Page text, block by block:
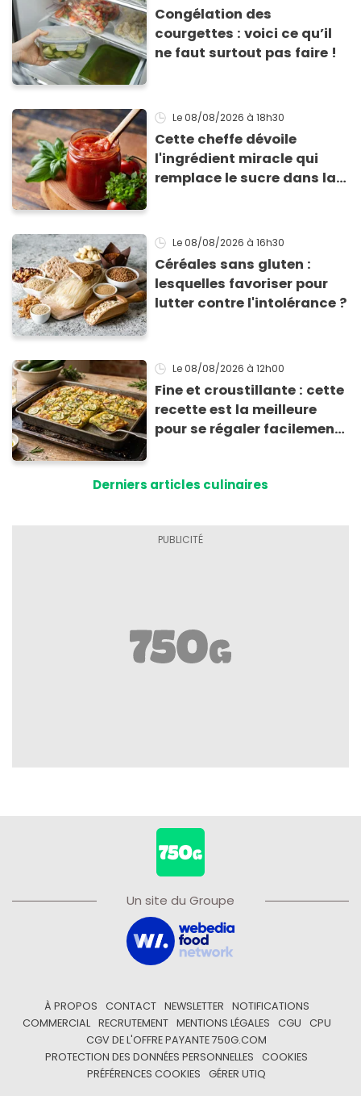
Congélation des
courgettes : voici ce qu’il
ne faut surtout pas faire !
Le 08/08/2026 à 18h30
Cette cheffe dévoile
l'ingrédient miracle qui
remplace le sucre dans la
Le 08/08/2026 à 16h30
Céréales sans gluten :
lesquelles favoriser pour
lutter contre l'intolérance ?
Le 08/08/2026 à 12h00
Fine et croustillante : cette
recette est la meilleure
pour se régaler facilement
Derniers articles culinaires
Un site du Groupe
À PROPOS CONTACT NEWSLETTER
NOTIFICATIONS
COMMERCIAL
RECRUTEMENT MENTIONS LÉGALES CGU
CPU
CGV DE L'OFFRE PAYANTE 750G.COM
PROTECTION DES DONNÉES PERSONNELLES
COOKIES
PRÉFÉRENCES COOKIES
GÉRER UTIQ